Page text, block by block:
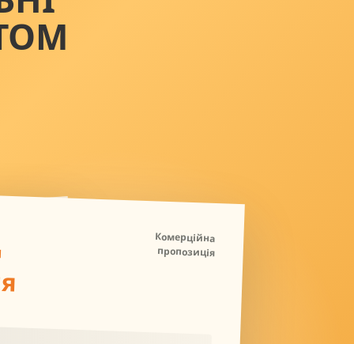
Комерційна
пропозиція